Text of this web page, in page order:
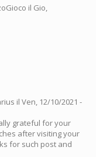
il Gio,
il Ven, 12/10/2021 -
grateful for your
after visiting your
for such post and